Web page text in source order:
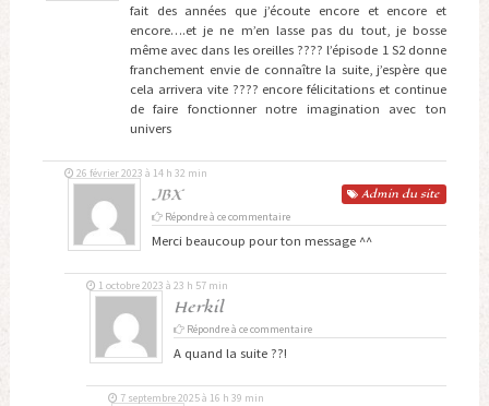
fait des années que j’écoute encore et encore et
encore….et je ne m’en lasse pas du tout, je bosse
même avec dans les oreilles ???? l’épisode 1 S2 donne
franchement envie de connaître la suite, j’espère que
cela arrivera vite ???? encore félicitations et continue
de faire fonctionner notre imagination avec ton
univers
JBX Admin du site
26 février 2023 à 14 h 32 min
Répondre à ce commentaire
Merci beaucoup pour ton message ^^
Herkil
1 octobre 2023 à 23 h 57 min
Répondre à ce commentaire
A quand la suite ??!
7 septembre 2025 à 16 h 39 min